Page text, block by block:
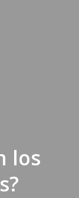
los